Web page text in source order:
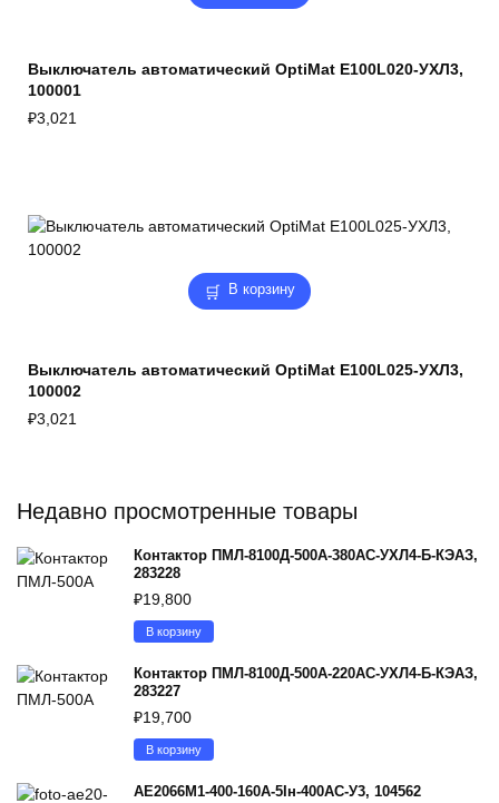
Выключатель автоматический OptiMat E100L020-УХЛ3,
100001
₽3,021
В корзину
Выключатель автоматический OptiMat E100L025-УХЛ3,
100002
₽3,021
Недавно просмотренные товары
Контактор ПМЛ-8100Д-500А-380AC-УХЛ4-Б-КЭАЗ,
283228
₽19,800
В корзину
Контактор ПМЛ-8100Д-500А-220AC-УХЛ4-Б-КЭАЗ,
283227
₽19,700
В корзину
АЕ2066М1-400-160А-5Iн-400AC-У3, 104562